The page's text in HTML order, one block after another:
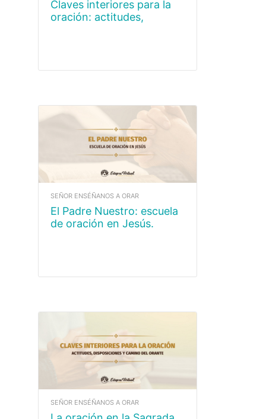
Claves interiores para la
oración: actitudes,
SEÑOR ENSÉÑANOS A ORAR
El Padre Nuestro: escuela
de oración en Jesús.
SEÑOR ENSÉÑANOS A ORAR